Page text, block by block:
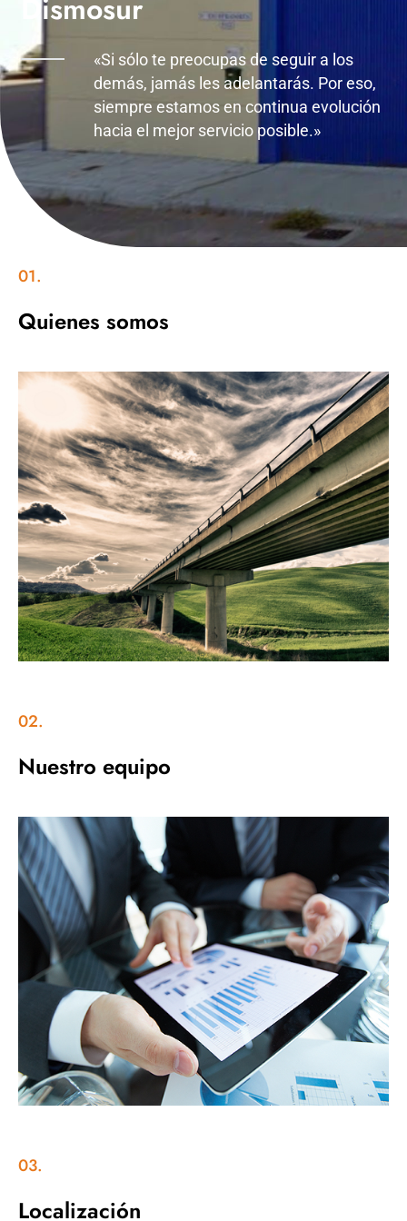
Dismosur
«Si sólo te preocupas de seguir a los
demás, jamás les adelantarás. Por eso,
siempre estamos en continua evolución
hacia el mejor servicio posible.»
01.
Quienes somos
02.
Nuestro equipo
03.
Localización